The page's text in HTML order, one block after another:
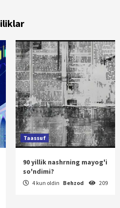
Taassuf
90 yillik nashrning mayog'i
so'ndimi?
4 kun oldin Behzod 209